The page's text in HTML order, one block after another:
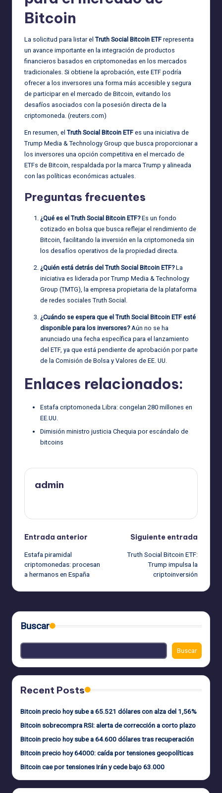
Bitcoin
La solicitud para listar el Truth Social Bitcoin ETF representa
un avance importante en la integración de productos
financieros basados en criptomonedas en los mercados
tradicionales. Si obtiene la aprobación, este ETF podría
ofrecer a los inversores una forma más accesible y segura
de participar en el mercado de Bitcoin, evitando los
desafíos asociados con la posesión directa de la
criptomoneda. (reuters.com)
En resumen, el Truth Social Bitcoin ETF es una iniciativa de
Trump Media & Technology Group que busca proporcionar a
los inversores una opción competitiva en el mercado de
ETFs de Bitcoin, respaldada por la marca Trump y alineada
con las políticas económicas actuales.
Preguntas frecuentes
¿Qué es el Truth Social Bitcoin ETF?Es un fondo
cotizado en bolsa que busca reflejar el rendimiento de
Bitcoin, facilitando la inversión en la criptomoneda sin
los desafíos operativos de la propiedad directa.
¿Quién está detrás del Truth Social Bitcoin ETF?La
iniciativa es liderada por Trump Media & Technology
Group (TMTG), la empresa propietaria de la plataforma
de redes sociales Truth Social.
¿Cuándo se espera que el Truth Social Bitcoin ETF esté
disponible para los inversores?Aún no se ha
anunciado una fecha específica para el lanzamiento
del ETF, ya que está pendiente de aprobación por parte
de la Comisión de Bolsa y Valores de EE. UU.
Enlaces relacionados:
Estafa criptomoneda Libra: congelan 280 millones en
EE.UU.
Dimisión ministro justicia Chequia por escándalo de
bitcoins
admin
Navegación
de
entradas
Entrada anterior
Estafa piramidal
criptomonedas: procesan
a hermanos en España
Siguiente entrada
Truth Social Bitcoin ETF:
Trump impulsa la
criptoinversión
Buscar
Buscar
Recent Posts
Bitcoin precio hoy sube a 65.521 dólares con alza del 1,56%
Bitcoin sobrecompra RSI: alerta de corrección a corto plazo
Bitcoin precio hoy sube a 64.600 dólares tras recuperación
Bitcoin precio hoy 64000: caída por tensiones geopolíticas
Bitcoin cae por tensiones Irán y cede bajo 63.000